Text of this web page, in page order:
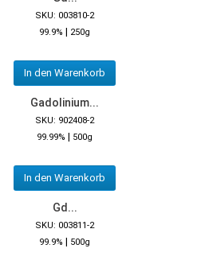
SKU: 003810-2
99.9% | 250g
In den Warenkorb
Gadolinium...
SKU: 902408-2
99.99% | 500g
In den Warenkorb
Gd...
SKU: 003811-2
99.9% | 500g